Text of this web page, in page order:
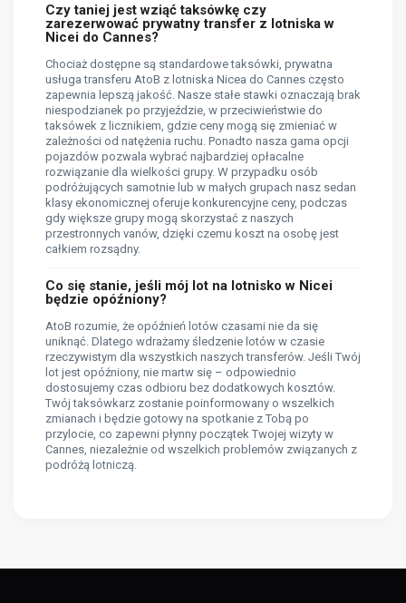
Czy taniej jest wziąć taksówkę czy
zarezerwować prywatny transfer z lotniska w
Nicei do Cannes?
Chociaż dostępne są standardowe taksówki, prywatna
usługa transferu AtoB z lotniska Nicea do Cannes często
zapewnia lepszą jakość. Nasze stałe stawki oznaczają brak
niespodzianek po przyjeździe, w przeciwieństwie do
taksówek z licznikiem, gdzie ceny mogą się zmieniać w
zależności od natężenia ruchu. Ponadto nasza gama opcji
pojazdów pozwala wybrać najbardziej opłacalne
rozwiązanie dla wielkości grupy. W przypadku osób
podróżujących samotnie lub w małych grupach nasz sedan
klasy ekonomicznej oferuje konkurencyjne ceny, podczas
gdy większe grupy mogą skorzystać z naszych
przestronnych vanów, dzięki czemu koszt na osobę jest
całkiem rozsądny.
Co się stanie, jeśli mój lot na lotnisko w Nicei
będzie opóźniony?
AtoB rozumie, że opóźnień lotów czasami nie da się
uniknąć. Dlatego wdrażamy śledzenie lotów w czasie
rzeczywistym dla wszystkich naszych transferów. Jeśli Twój
lot jest opóźniony, nie martw się – odpowiednio
dostosujemy czas odbioru bez dodatkowych kosztów.
Twój taksówkarz zostanie poinformowany o wszelkich
zmianach i będzie gotowy na spotkanie z Tobą po
przylocie, co zapewni płynny początek Twojej wizyty w
Cannes, niezależnie od wszelkich problemów związanych z
podróżą lotniczą.